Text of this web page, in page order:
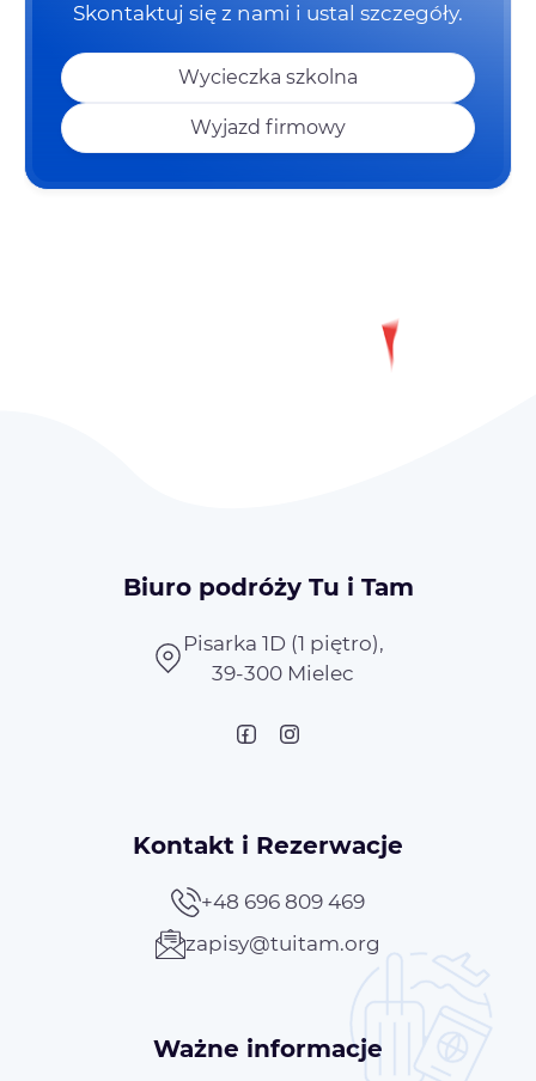
Skontaktuj się z nami i ustal szczegóły.
Wycieczka szkolna
Wyjazd firmowy
Biuro podróży Tu i Tam
Pisarka 1D (1 piętro),
39-300 Mielec
Kontakt i Rezerwacje
+48 696 809 469
zapisy@tuitam.org
Ważne informacje